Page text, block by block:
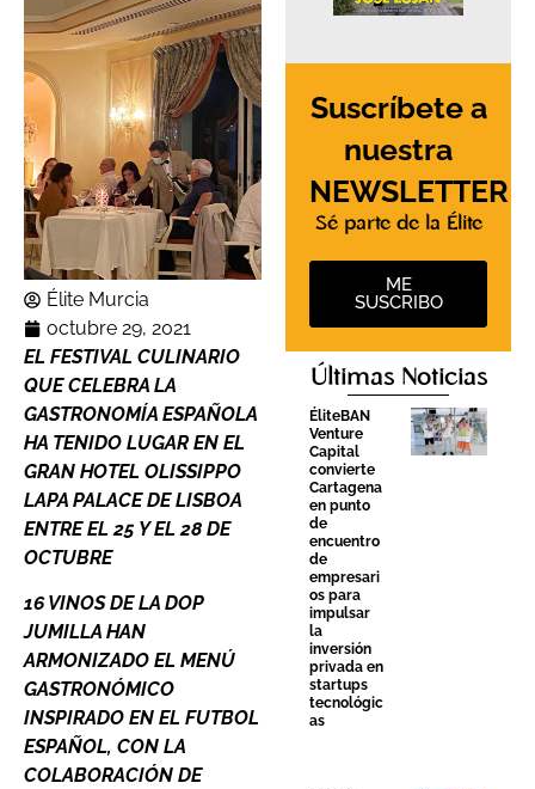
Élite Murcia
octubre 29, 2021
EL FESTIVAL CULINARIO
QUE CELEBRA LA
GASTRONOMÍA ESPAÑOLA
HA TENIDO LUGAR EN EL
GRAN HOTEL OLISSIPPO
LAPA PALACE DE LISBOA
ENTRE EL 25 Y EL 28 DE
OCTUBRE
16 VINOS DE LA DOP
JUMILLA HAN
ARMONIZADO EL MENÚ
GASTRONÓMICO
INSPIRADO EN EL FUTBOL
ESPAÑOL, CON LA
COLABORACIÓN DE
Suscríbete a
nuestra
NEWSLETTER
Sé parte de la Élite
ME
SUSCRIBO
Últimas Noticias
ÉliteBAN
Venture
Capital
convierte
Cartagena
en punto
de
encuentro
de
empresari
os para
impulsar
la
inversión
privada en
startups
tecnológic
as